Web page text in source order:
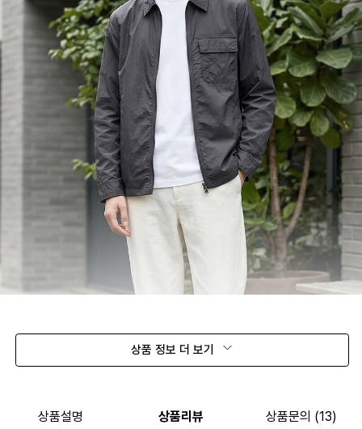
상품 정보 더 보기
상품설명 상품리뷰 상품문의 (13)